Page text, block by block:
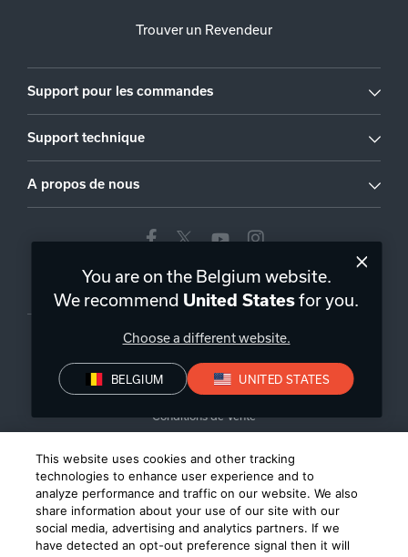
Trouver un Revendeur
Support pour les commandes
Support technique
A propos de nous
Belgique|FR
Politique de confidentialité
Déclaration de conformité
Conditions de Vente
© 2026 Harman International Industries, Incorporated. All rights
reserved.
You are on the Belgium website.
We recommend United Statesfor you.
Choose a different website.
BELGIUM UNITED STATES
This website uses cookies and other tracking
technologies to enhance user experience and to
analyze performance and traffic on our website. We also
share information about your use of our site with our
social media, advertising and analytics partners. If we
have detected an opt-out preference signal then it will